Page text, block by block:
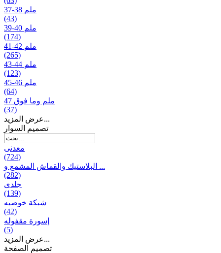
37-38 ملم
(43)
39-40 ملم
(174)
41-42 ملم
(265)
43-44 ملم
(123)
45-46 ملم
(64)
47 ملم وما فوق
(37)
عرض المزيد...
تصمیم السوار
معدنی
(724)
البلاستيك والقماش المشمع و ...
(282)
جلدی
(139)
شبكة خوصیه
(42)
إسورة مقفوله
(5)
عرض المزيد...
تصميم الصفحة